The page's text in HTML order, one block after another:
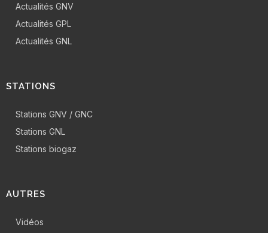
Actualités GNV
Actualités GPL
Actualités GNL
STATIONS
Stations GNV / GNC
Stations GNL
Stations biogaz
AUTRES
Vidéos